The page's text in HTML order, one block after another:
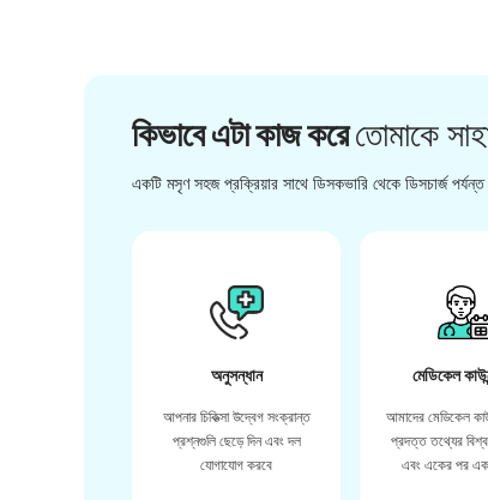
কিভাবে এটা কাজ করেতোমাকে
একটি মসৃণ সহজ প্রক্রিয়ার সাথে ডিসকভারি থেকে ডিসচার্জ
অনুসন্ধান
আপনার চিকিত্সা উদ্বেগ সংক্রান্ত
প্রশ্নগুলি ছেড়ে দিন এবং দল
যোগাযোগ করবে
মেডিকেল
আমাদের মেডিকেল
প্রদত্ত তথ্যের
এবং একের পর এক